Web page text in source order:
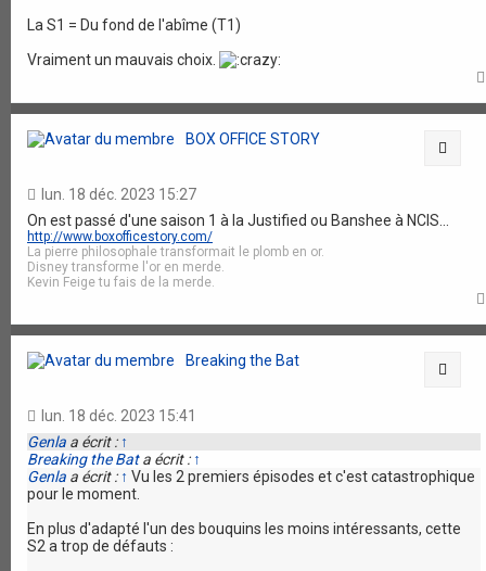
La S1 = Du fond de l'abîme (T1)
Vraiment un mauvais choix.
BOX OFFICE STORY
lun. 18 déc. 2023 15:27
On est passé d'une saison 1 à la Justified ou Banshee à NCIS...
http://www.boxofficestory.com/
La pierre philosophale transformait le plomb en or.
Disney transforme l'or en merde.
Kevin Feige tu fais de la merde.
Breaking the Bat
lun. 18 déc. 2023 15:41
Genla a écrit : ↑
Breaking the Bata écrit : ↑
Genla a écrit : ↑ Vu les 2 premiers épisodes et c'est catastrophique
pour le moment.
En plus d'adapté l'un des bouquins les moins intéressants, cette
S2 a trop de défauts :